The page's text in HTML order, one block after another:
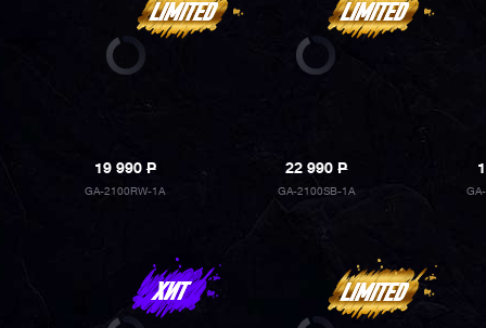
19 990P
GA-2100RW-1A
22 990P
GA-2100SB-1A